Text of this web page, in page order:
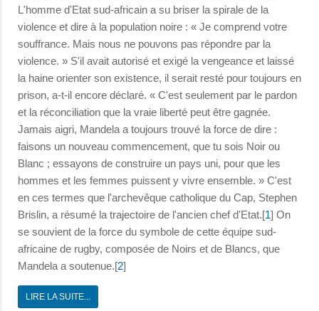
L'homme d'Etat sud-africain a su briser la spirale de la
violence et dire à la population noire : « Je comprend votre
souffrance. Mais nous ne pouvons pas répondre par la
violence. » S'il avait autorisé et exigé la vengeance et laissé
la haine orienter son existence, il serait resté pour toujours en
prison, a-t-il encore déclaré. « C'est seulement par le pardon
et la réconciliation que la vraie liberté peut être gagnée.
Jamais aigri, Mandela a toujours trouvé la force de dire :
faisons un nouveau commencement, que tu sois Noir ou
Blanc ; essayons de construire un pays uni, pour que les
hommes et les femmes puissent y vivre ensemble. » C'est
en ces termes que l'archevêque catholique du Cap, Stephen
Brislin, a résumé la trajectoire de l'ancien chef d'Etat.[1] On
se souvient de la force du symbole de cette équipe sud-
africaine de rugby, composée de Noirs et de Blancs, que
Mandela a soutenue.[2]
LIRE LA SUITE...